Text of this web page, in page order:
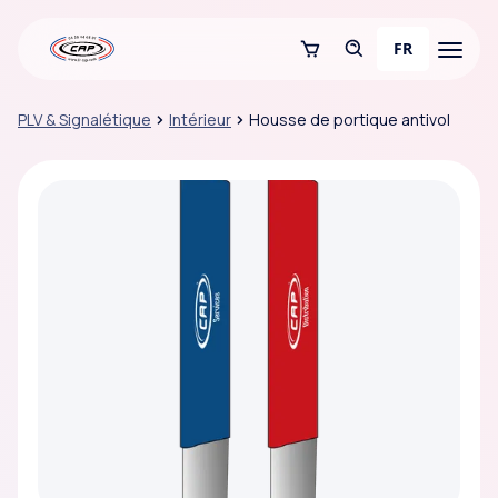
FR
PLV & Signalétique Intérieur Housse de portique antivol